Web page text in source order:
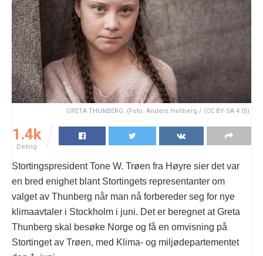
GRETA THUNBERG. (Foto: Anders Hellberg / (CC BY-SA 4.0)).
1.4k
Deling
Stortingspresident Tone W. Trøen fra Høyre sier det var
en bred enighet blant Stortingets representanter om
valget av Thunberg når man nå forbereder seg for nye
klimaavtaler i Stockholm i juni. Det er beregnet at Greta
Thunberg skal besøke Norge og få en omvisning på
Stortinget av Trøen, med Klima- og miljødepartementet